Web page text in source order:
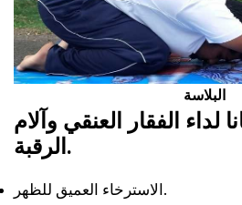
البلاسة
لداء الفقار العنقي وآلام
الرقبة.
الاسترخاء العميق للظهر.